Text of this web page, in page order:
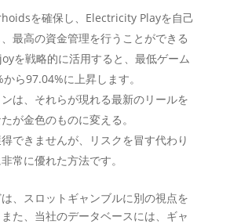
を確保し、Electricity Playを自己
最高の資金管理を行うことができる
を戦略的に活用すると、最低ゲーム
ら97.04%に上昇します。
は、それらが現れる最新のリールを
が金色のものに変える。
できませんが、リスクを冒す代わり
常に優れた方法です。
、スロットギャンブルに別の視点を
た、当社のデータベースには、ギャ